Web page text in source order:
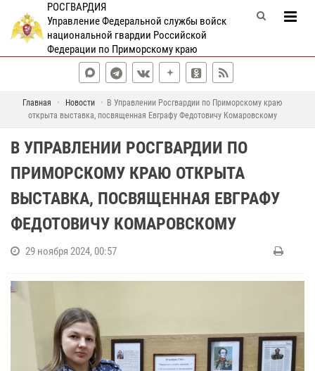
РОСГВАРДИЯ
Управление Федеральной службы войск
национальной гвардии Российской
Федерации по Приморскому краю
Главная Новости
В Управлении Росгвардии по Приморскому краю
открыта выставка, посвященная Евграфу Федотовичу Комаровскому
В УПРАВЛЕНИИ РОСГВАРДИИ ПО
ПРИМОРСКОМУ КРАЮ ОТКРЫТА
ВЫСТАВКА, ПОСВЯЩЕННАЯ ЕВГРАФУ
ФЕДОТОВИЧУ КОМАРОВСКОМУ
29 ноября 2024, 00:57